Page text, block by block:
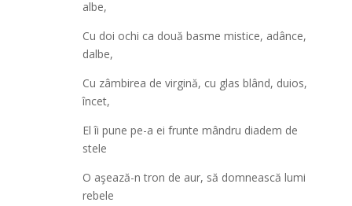
albe,
Cu doi ochi ca două basme mistice, adânce,
dalbe,
Cu zâmbirea de virgină, cu glas blând, duios,
încet,
El îi pune pe-a ei frunte mândru diadem de
stele
O aşează-n tron de aur, să domnească lumi
rebele